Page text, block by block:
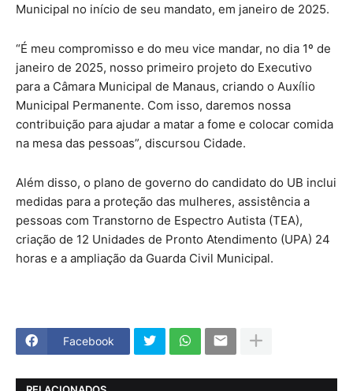
Municipal no início de seu mandato, em janeiro de 2025.
“É meu compromisso e do meu vice mandar, no dia 1º de
janeiro de 2025, nosso primeiro projeto do Executivo
para a Câmara Municipal de Manaus, criando o Auxílio
Municipal Permanente. Com isso, daremos nossa
contribuição para ajudar a matar a fome e colocar comida
na mesa das pessoas”, discursou Cidade.
Além disso, o plano de governo do candidato do UB inclui
medidas para a proteção das mulheres, assistência a
pessoas com Transtorno de Espectro Autista (TEA),
criação de 12 Unidades de Pronto Atendimento (UPA) 24
horas e a ampliação da Guarda Civil Municipal.
Facebook